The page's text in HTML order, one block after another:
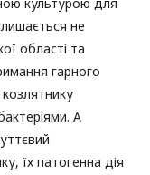
не
області та
гарного
А
їх патогенна дія